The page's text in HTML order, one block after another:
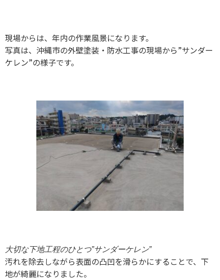
現場からは、年内の作業風景になります。
写真は、沖縄市の外壁塗装・防水工事の現場から”サンダー
ケレン”の様子です。
大切な下地工程のひとつ”サンダーケレン”
汚れを除去しながら表面の凸凹を滑らかにすることで、下
地が綺麗になりました。